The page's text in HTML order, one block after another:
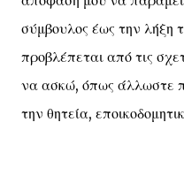
σύμβουλος έως την λήξη
προβλέπεται από τις
να ασκώ, όπως άλλωστε
την θητεία,